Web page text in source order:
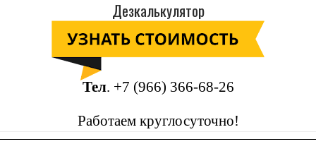
Дезкалькулятор
Тел. +7 (966) 366-68-26
Работаем круглосуточно!